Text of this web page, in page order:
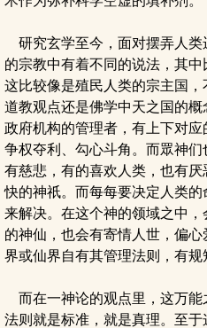
研究玄学至今，面对摆弄人类
的宗教中有着不同的说法，其中
这比较像是殖民人类的宗主国
道教观点还是佛学中天之国的
政府机构的管理者，有上下对
争权夺利、勾心斗角。而眾神
有慈悲，有的喜欢人类，也有
快的神祇。而每每要决定人类
来解决。在这个神的领域之中
的神仙，也会有寄情人世，偏
界或仙界自有其管理法则，有规
而在一神论的观点里，这万能
法则就是标准，就是真理。至